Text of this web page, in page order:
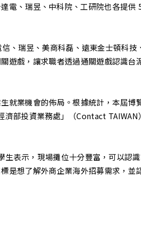
電、瑞昱、中科院、工研院也各提供
、瑞昱、美商科磊、遠東金士頓科技
遊戲，讓求職者透過通關遊戲認識台
就業機會的佈局。根據統計，本屆博
部投資業務處」（Contact TAIWAN
表示，現場攤位十分豐富，可以認
是想了解外商企業海外招募需求，並